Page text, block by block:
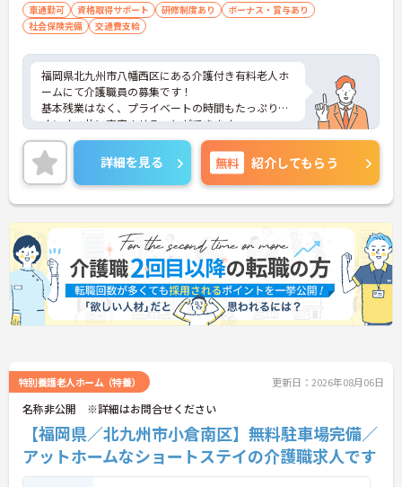
車通勤可 資格取得サポート 研修制度あり
ボーナス・賞与あり
社会保険完備
交通費支給
福岡県北九州市八幡西区にある介護付き有料老人ホ
ームにて介護職員の募集です！
基本残業はなく、プライベートの時間もたっぷり！
オンオフ共に充実させることができます。
無料駐車場があり、マイカー通勤も可能◎離れた地
域にお住まいの方もストレス無く通勤していただけ
ます！
ご興味のある方には、面接対策ポイントなど、さら
に詳細をお話しいたしますのでお気軽にご相談くだ
さい！
詳細を見る 無料 紹介してもらう
特別養護老人ホーム（特養） 更新日：2026年08月06日
名称非公開 ※詳細はお問合せください
【福岡県／北九州市小倉南区】無料駐車場完備／
アットホームなショートステイの介護職求人です